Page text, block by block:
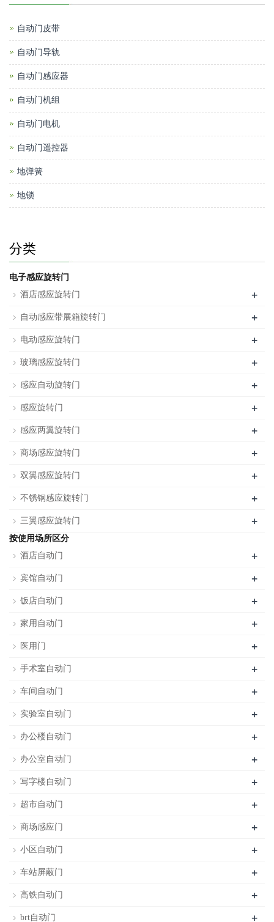
自动门皮带
自动门导轨
自动门感应器
自动门机组
自动门电机
自动门遥控器
地弹簧
地锁
分类
电子感应旋转门
酒店感应旋转门
+
自动感应带展箱旋转门 +
电动感应旋转门 +
玻璃感应旋转门 +
感应自动旋转门 +
感应旋转门 +
感应两翼旋转门 +
商场感应旋转门 +
双翼感应旋转门 +
不锈钢感应旋转门 +
三翼感应旋转门 +
按使用场所区分
酒店自动门
+
宾馆自动门 +
饭店自动门 +
家用自动门 +
医用门 +
手术室自动门 +
车间自动门 +
实验室自动门 +
办公楼自动门 +
办公室自动门 +
写字楼自动门 +
超市自动门 +
商场感应门 +
小区自动门 +
车站屏蔽门 +
高铁自动门 +
brt自动门 +